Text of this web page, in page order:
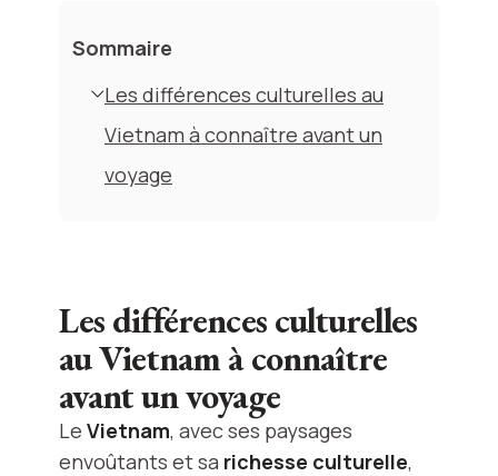
Sommaire
Les différences culturelles au
Vietnam à connaître avant un
voyage
Les différences culturelles
au Vietnam à connaître
avant un voyage
Le Vietnam, avec ses paysages
envoûtants et sa richesse culturelle,